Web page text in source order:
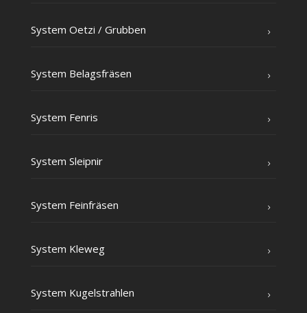
Sys­tem Oet­zi /​ Grub­ben
Sys­tem Belagsfräsen
Sys­tem Fenris
Sys­tem Sleipnir
Sys­tem Feinfräsen
Sys­tem Kleweg
Sys­tem Kugelstrahlen